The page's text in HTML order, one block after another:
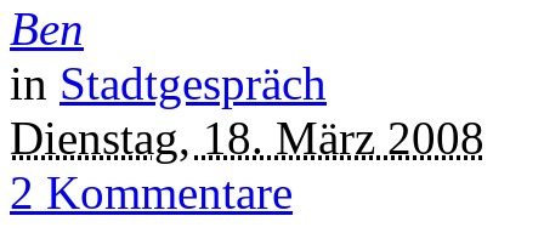
Ben
in Stadtgespräch
Dienstag, 18. März 2008
2 Kommentare